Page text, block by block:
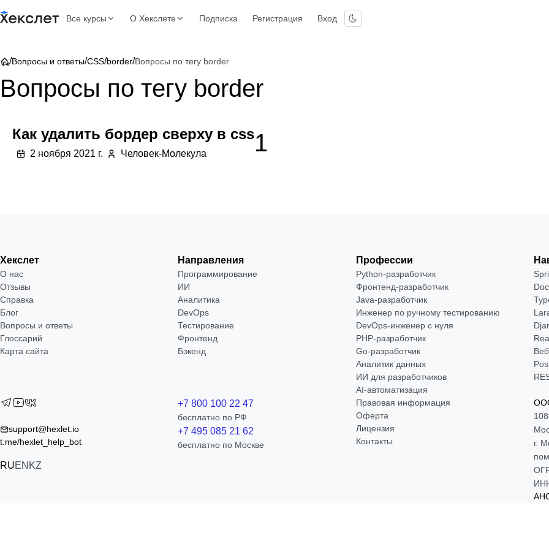
Все курсы О Хекслете Подписка Регистрация Вход
/Вопросы и ответы/CSS/border/Вопросы по тегу border
Вопросы по тегу border
Как удалить бордер сверху в css
2 ноября 2021 г. Человек-Молекула 1
Хекслет
О нас
Отзывы
Справка
Блог
Вопросы и ответы
Глоссарий
Карта сайта
Направления
Программирование
ИИ
Аналитика
DevOps
Тестирование
Фронтенд
Бэкенд
Профессии
Python-разработчик
Фронтенд-разработчик
Java-разработчик
Инженер по ручному тестированию
DevOps-инженер с нуля
РНР-разработчик
Go-разработчик
Аналитик данных
ИИ для разработчиков
AI-автоматизация
support@hexlet.io
t.me/hexlet_help_bot
RUEN KZ
+7 800 100 22 47
бесплатно по РФ
+7 495 085 21 62
бесплатно по Москве
Правовая информация
Оферта
Лицензия
Контакты
г.